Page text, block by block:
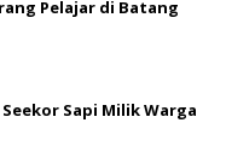
Pelajar di Batang
Sapi Milik Warga